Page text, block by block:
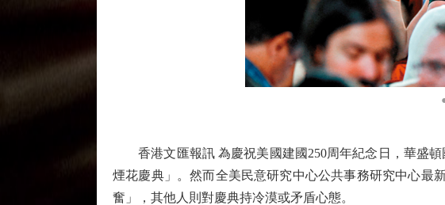
香港文匯報訊 為慶祝美國建國250周年紀念日，華盛頓
煙花慶典」。然而全美民意研究中心公共事務研究中心最
奮」，其他人則對慶典持冷漠或矛盾心態。